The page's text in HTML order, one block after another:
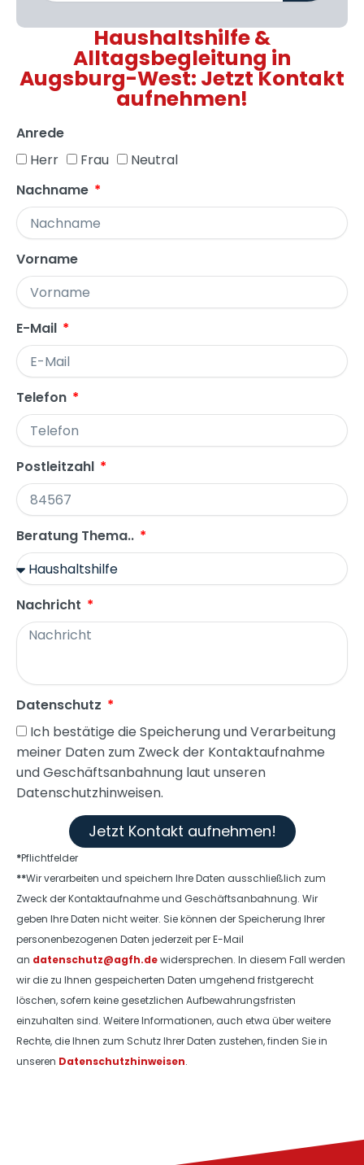
Haushaltshilfe &
Alltagsbegleitung in
Augsburg-West: Jetzt Kontakt
aufnehmen!
Anrede
Herr
Frau
Neutral
Nachname
Vorname
E-Mail
Telefon
Postleitzahl
Beratung Thema..
Nachricht
Datenschutz
Ich bestätige die Speicherung und Verarbeitung
meiner Daten zum Zweck der Kontaktaufnahme
und Geschäftsanbahnung laut unseren
Datenschutzhinweisen.
Jetzt Kontakt aufnehmen!
*Pflichtfelder
**Wir verarbeiten und speichern Ihre Daten ausschließlich zum
Zweck der Kontaktaufnahme und Geschäftsanbahnung. Wir
geben Ihre Daten nicht weiter. Sie können der Speicherung Ihrer
personenbezogenen Daten jederzeit per E-Mail
an datenschutz@agfh.dewidersprechen. In diesem Fall werden
wir die zu Ihnen gespeicherten Daten umgehend fristgerecht
löschen, sofern keine gesetzlichen Aufbewahrungsfristen
einzuhalten sind. Weitere Informationen, auch etwa über weitere
Rechte, die Ihnen zum Schutz Ihrer Daten zustehen, finden Sie in
unseren Datenschutzhinweisen.